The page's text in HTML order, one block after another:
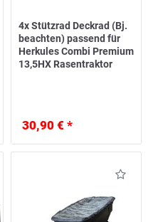
4x Stützrad Deckrad (Bj.
beachten) passend für
Herkules Combi Premium
13,5HX Rasentraktor
30,90 € *